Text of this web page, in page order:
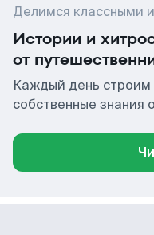
Делимся классными
Истории и
от
Каждый день строим
собственные знания